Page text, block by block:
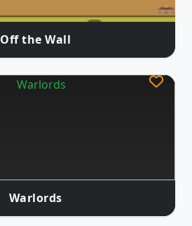
Off the Wall
Warlords